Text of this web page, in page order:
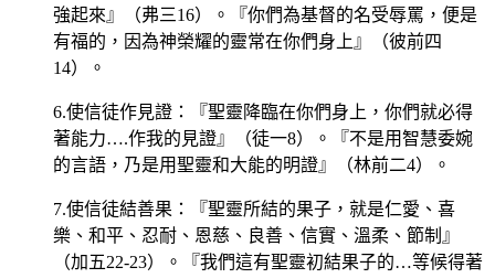
強起來』（弗三16）。『你們為基督的名受辱罵，便是
有福的，因為神榮耀的靈常在你們身上』（彼前四
14）。
6.使信徒作見證：『聖靈降臨在你們身上，你們就必得
著能力….作我的見證』（徒一8）。『不是用智慧委婉
的言語，乃是用聖靈和大能的明證』（林前二4）。
7.使信徒結善果：『聖靈所結的果子，就是仁愛、喜
樂、和平、忍耐、恩慈、良善、信實、溫柔、節制』
（加五22-23）。『我們這有聖靈初結果子的…等候得著